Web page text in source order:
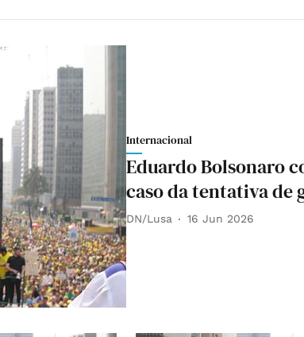
Internacional
Eduardo Bolsonaro
caso da tentativa de
DN/Lusa 16 Jun 2026